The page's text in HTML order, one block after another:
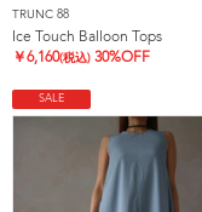
TRUNC 88
Ice Touch Balloon Tops
￥6,160(税込) 30%OFF
SALE